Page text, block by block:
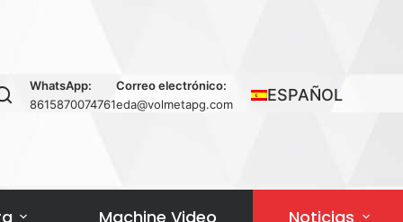
WhatsApp:
8615870074761
Correo electrónico:
eda@volmetapg.com
ESPAÑOL
Machine Video Noticias